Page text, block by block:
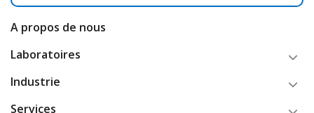
A propos de nous
Laboratoires
Industrie
Services
Hotte à flux laminaire
Vertical SmartFAST